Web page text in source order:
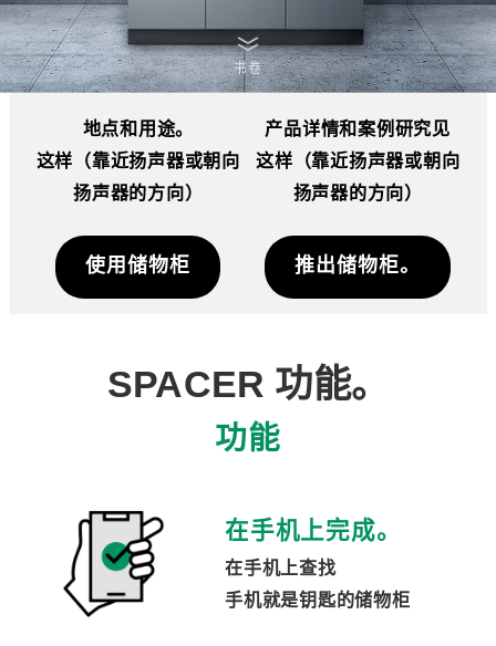
书卷
地点和用途。
这样（靠近扬声器或朝向
扬声器的方向）
使用储物柜
产品详情和案例研究见
这样（靠近扬声器或朝向
扬声器的方向）
推出储物柜。
SPACER 功能。
功能
在手机上完成。
在手机上查找
手机就是钥匙的储物柜